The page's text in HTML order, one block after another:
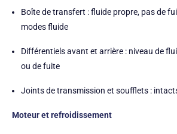
Boîte de transfert : fluide propre, pas de
modes fluide
Différentiels avant et arrière : niveau de
ou de fuite
Joints de transmission et soufflets :
Moteur et refroidissement